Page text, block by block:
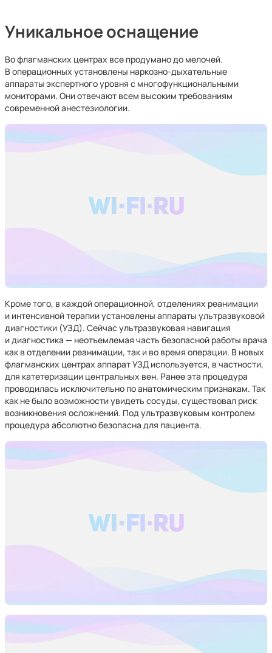
Уникальное оснащение
Во флагманских центрах все продумано до мелочей.
В операционных установлены наркозно-дыхательные
аппараты экспертного уровня с многофункциональными
мониторами. Они отвечают всем высоким требованиям
современной анестезиологии.
Кроме того, в каждой операционной, отделениях реанимации
и интенсивной терапии установлены аппараты ультразвуковой
диагностики (УЗД). Сейчас ультразвуковая навигация
и диагностика — неотъемлемая часть безопасной работы врача
как в отделении реанимации, так и во время операции. В новых
флагманских центрах аппарат УЗД используется, в частности,
для катетеризации центральных вен. Ранее эта процедура
проводилась исключительно по анатомическим признакам. Так
как не было возможности увидеть сосуды, существовал риск
возникновения осложнений. Под ультразвуковым контролем
процедура абсолютно безопасна для пациента.